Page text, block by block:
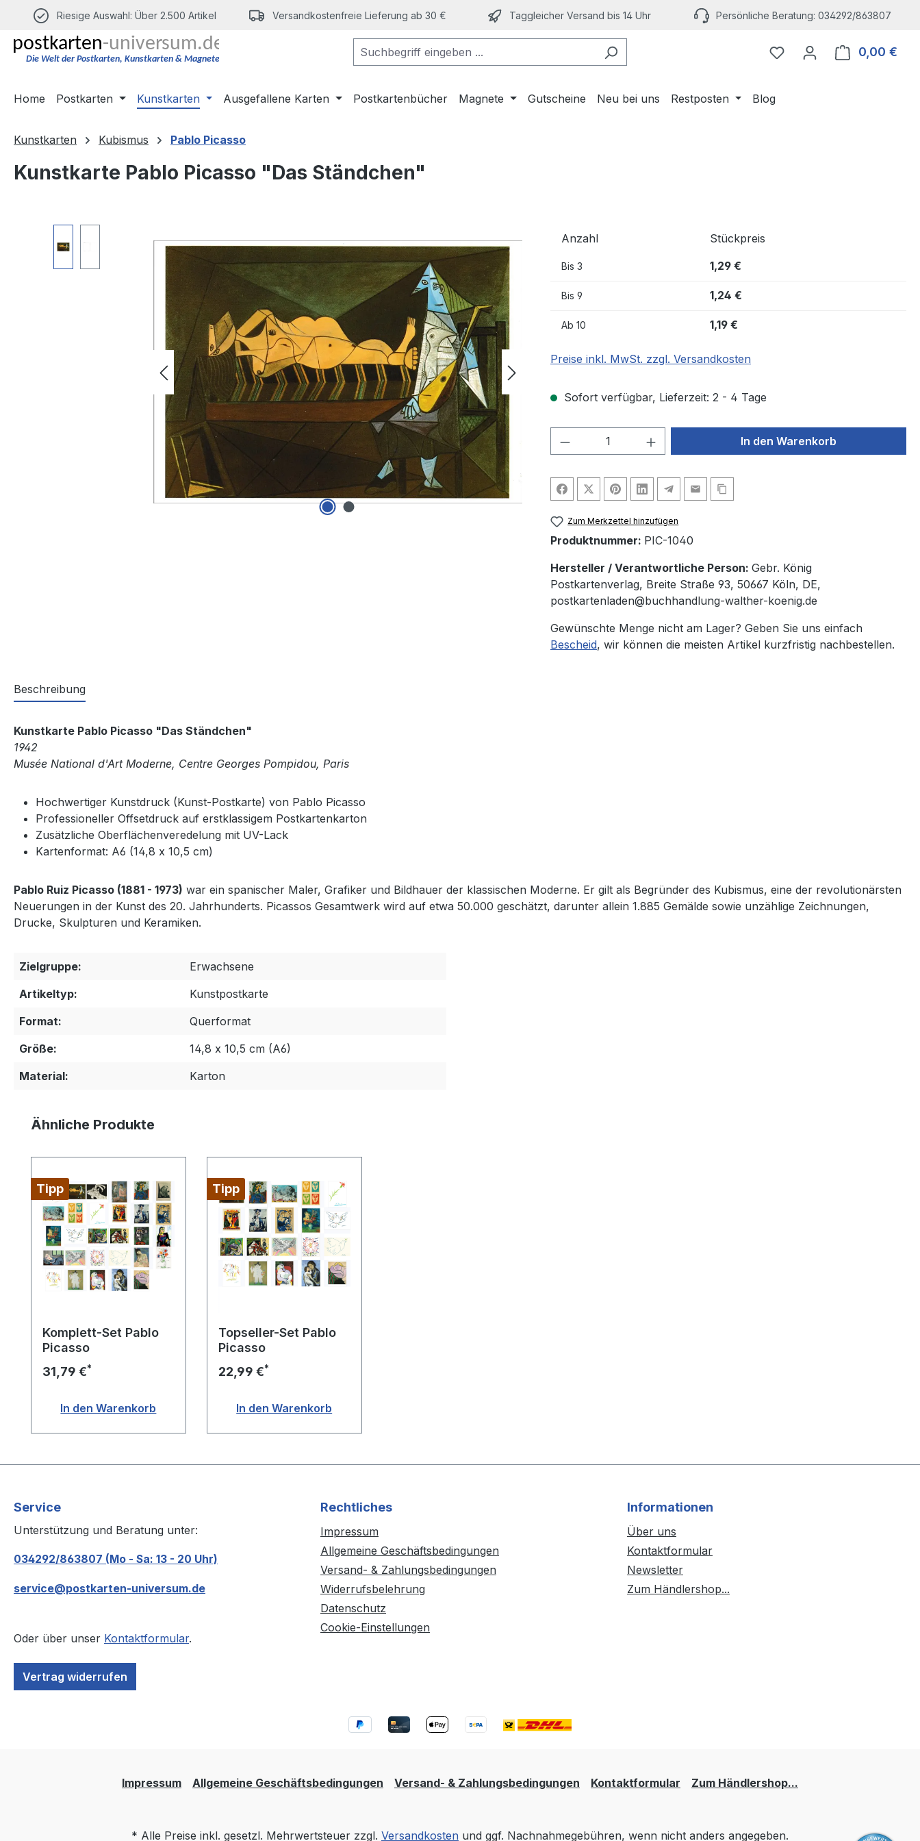
Hauptinhalt springen
Zur Suche springen
Zur Hauptnavigation springen
Riesige Auswahl: Über 2.500 Artikel Versandkostenfreie Lieferung ab 30 € Taggleicher Versand bis 14 Uhr Persönliche Beratung: 034292/863807
Du hast 0 Produkte auf
0,00 €
Home Postkarten Kunstkarten Ausgefallene Karten Postkartenbücher Magnete Gutscheine Neu bei uns Restposten Blog
Kunstkarten Kubismus Pablo Picasso
Kunstkarte Pablo Picasso "Das Ständchen"
Anzahl Stückpreis
Bis 3 1,29 €
Bis 9 1,24 €
Ab 10 1,19 €
Preise inkl. MwSt. zzgl. Versandkosten
Sofort verfügbar, Lieferzeit: 2 - 4 Tage
Produkt Anzahl: Gib den gewünschten Wert
In den Warenkorb
Zum Merkzettel hinzufügen
Produktnummer: PIC-1040
Hersteller / Verantwortliche Person: Gebr. König
Postkartenverlag, Breite Straße 93, 50667 Köln, DE,
postkartenladen@buchhandlung-walther-koenig.de
Gewünschte Menge nicht am Lager? Geben Sie uns einfach
Bescheid, wir können die meisten Artikel kurzfristig nachbestellen.
Beschreibung
Kunstkarte Pablo Picasso "Das Ständchen"
1942
Musée National d'Art Moderne, Centre Georges Pompidou, Paris
Hochwertiger Kunstdruck (Kunst-Postkarte) von Pablo Picasso
Professioneller Offsetdruck auf erstklassigem Postkartenkarton
Zusätzliche Oberflächenveredelung mit UV-Lack
Kartenformat: A6 (14,8 x 10,5 cm)
Pablo Ruiz Picasso (1881 - 1973) war ein spanischer Maler, Grafiker und Bildhauer der klassischen Moderne. Er gilt als Begründer des Kubismus, eine der revolutionärsten
Neuerungen in der Kunst des 20. Jahrhunderts. Picassos Gesamtwerk wird auf etwa 50.000 geschätzt, darunter allein 1.885 Gemälde sowie unzählige Zeichnungen,
Drucke, Skulpturen und Keramiken.
Zielgruppe:
Erwachsene
Artikeltyp:
Kunstpostkarte
Format:
Querformat
Größe:
14,8 x 10,5 cm (A6)
Material:
Karton
Produktgalerie überspringen
Ähnliche Produkte
Tipp
Komplett-Set Pablo
Picasso
31,79 €*
In den Warenkorb
Tipp
Topseller-Set Pablo
Picasso
22,99 €*
In den Warenkorb
Service
Unterstützung und Beratung unter:
034292/863807 (Mo - Sa: 13 - 20 Uhr)
service@postkarten-universum.de
Oder über unser Kontaktformular.
Vertrag widerrufen
Rechtliches
Impressum
Allgemeine Geschäftsbedingungen
Versand- & Zahlungsbedingungen
Widerrufsbelehrung
Datenschutz
Cookie-Einstellungen
Informationen
Über uns
Kontaktformular
Newsletter
Zum Händlershop...
Impressum Allgemeine Geschäftsbedingungen Versand- & Zahlungsbedingungen Kontaktformular Zum Händlershop...
* Alle Preise inkl. gesetzl. Mehrwertsteuer zzgl. Versandkosten und ggf. Nachnahmegebühren, wenn nicht anders angegeben.